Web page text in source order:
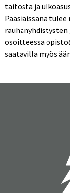
taitosta ja
Pääsiäissana
rauhanyhdistysten
osoitteessa
saatavilla myös